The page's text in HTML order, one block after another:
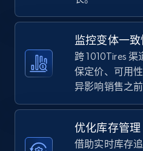
TikTok Shop
URL, Title, Available,
price, Final price, Discount
5.4K+ 667+
TikTok Shop - category
监控变体一致
跨 1010Tires
保定价、可用
异影响销售之前
优化库存管理
借助实时库存